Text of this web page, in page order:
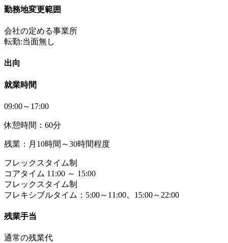
勤務地変更範囲
会社の定める事業所
転勤:当面無し
出向
就業時間
09:00～17:00
休憩時間：60分
残業：月10時間～30時間程度
フレックスタイム制
コアタイム 11:00 ～ 15:00
フレックスタイム制
フレキシブルタイム：5:00～11:00、15:00～22:00
残業手当
通常の残業代